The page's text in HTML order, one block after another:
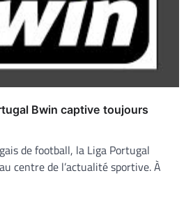
Bwin captive toujours
de football, la Liga Portugal
centre de l’actualité sportive. À